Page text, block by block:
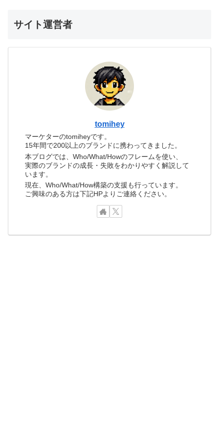
サイト運営者
tomihey
マーケターのtomiheyです。
15年間で200以上のブランドに携わってきました。
本ブログでは、Who/What/Howのフレームを使い、
実際のブランドの成長・失敗をわかりやすく解説して
います。
現在、Who/What/How構築の支援も行っています。
ご興味のある方は下記HPよりご連絡ください。